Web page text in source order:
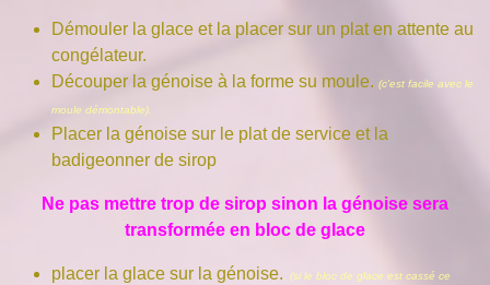
Démouler la glace et la placer sur un plat en attente au
congélateur.
Découper la génoise à la forme su moule. (c'est facile avec le
moule démontable).
Placer la génoise sur le plat de service et la
badigeonner de sirop
Ne pas mettre trop de sirop sinon la génoise sera
transformée en bloc de glace
placer la glace sur la génoise. . (si le bloc de glace est cassé ce